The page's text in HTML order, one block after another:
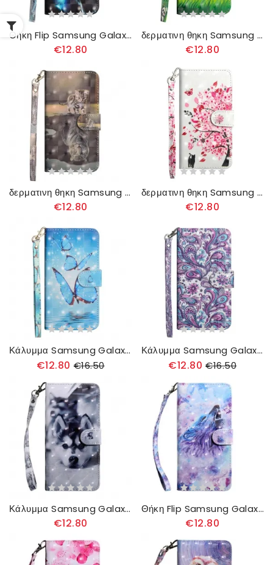
Θήκη Flip Samsung Galaxy A51 Μεγαλοπρεπής Λύκος
€12.80
δερματινη θηκη Samsung Galaxy A51 Πάντα Και Μπαμπού
€12.80
δερματινη θηκη Samsung Galaxy A51 Ερνέστος Ο Τίγρης
€12.80
δερματινη θηκη Samsung Galaxy A51 Ροζ Δέντρο
€12.80
Κάλυμμα Samsung Galaxy A51 Πετώντας Μπλε Πεταλούδες
€12.80 €16.50
Κάλυμμα Samsung Galaxy A51 Μοτίβα Λουλουδιών
€12.80 €16.50
Κάλυμμα Samsung Galaxy A51 Ασπρόμαυρος Σκύλος
€12.80
Θήκη Flip Samsung Galaxy A51 Λύκος Ακουαρέλας
€12.80